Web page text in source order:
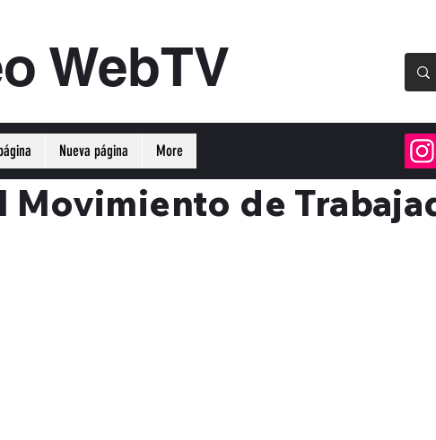
WebTV
Movimiento de
Nueva página More